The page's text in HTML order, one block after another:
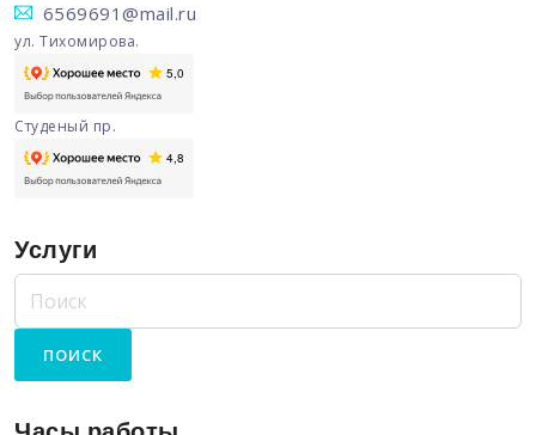
6569691@mail.ru
ул. Тихомирова.
Студеный пр.
Услуги